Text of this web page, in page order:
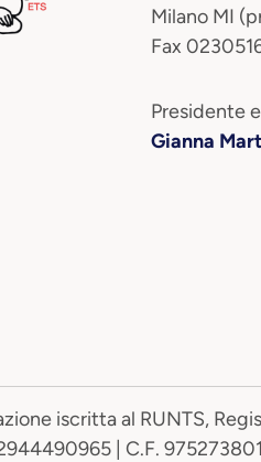
Milano MI
Fax
Presidente
Gianna
iscritta al RUNTS,
| C.F.